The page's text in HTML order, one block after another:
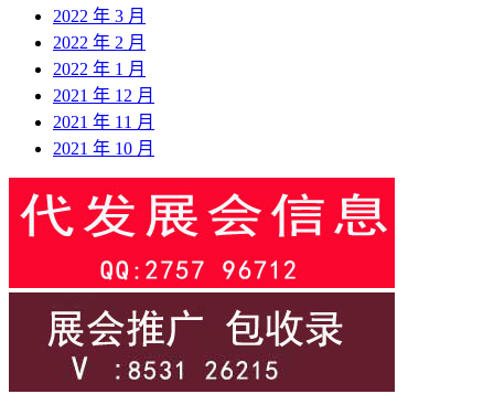
2022 年 3 月
2022 年 2 月
2022 年 1 月
2021 年 12 月
2021 年 11 月
2021 年 10 月